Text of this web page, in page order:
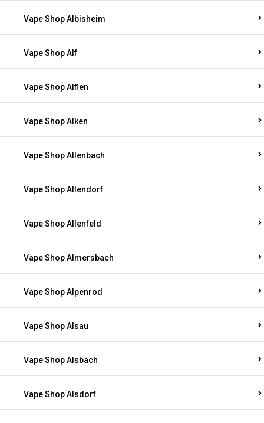
Vape Shop Albisheim
Vape Shop Alf
Vape Shop Alflen
Vape Shop Alken
Vape Shop Allenbach
Vape Shop Allendorf
Vape Shop Allenfeld
Vape Shop Almersbach
Vape Shop Alpenrod
Vape Shop Alsau
Vape Shop Alsbach
Vape Shop Alsdorf